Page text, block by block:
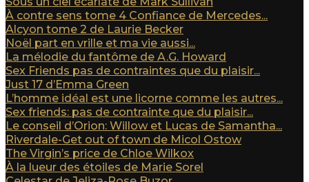
À contre sens tome 4 Confiance de Mercedes...
Alcyon tome 2 de Laurie Becker
Noël part en vrille et ma vie aussi...
La mélodie du fantôme de A.G. Howard
Sex Friends pas de contraintes que du plaisir...
Just 17 d’Emma Green
L’homme idéal est une licorne comme les autres...
Sex friends: pas de contrainte que du plaisir...
Le conseil d’Orion: Willow et Lucas de Samantha...
Riverdale-Get out of town de Micol Ostow
The Virgin’s price de Chloe Wilkox
À la lueur des étoiles de Marie Sorel